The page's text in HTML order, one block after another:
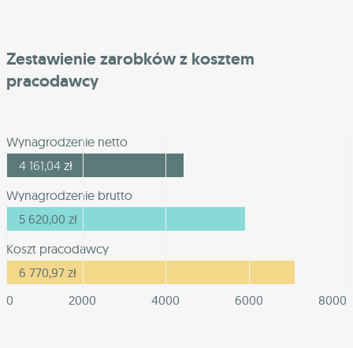
Zestawienie zarobków z kosztem
pracodawcy
Wynagrodzenie netto
4 161,04 zł
Wynagrodzenie brutto
5 620,00 zł
Koszt pracodawcy
6 770,97 zł
0
2000 4000 6000 8000